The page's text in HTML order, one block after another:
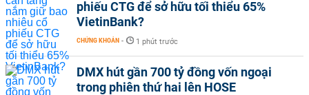
phiếu CTG để sở hữu tối thiểu 65%
VietinBank?
CHỨNG KHOÁN - 1 phút trước
DMX hút gần 700 tỷ đồng vốn ngoại
trong phiên thứ hai lên HOSE